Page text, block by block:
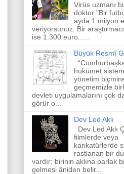
Virüs uzmanı
doktor "Bir
ayda 1 milyon
veriyorsunuz. Bir
ise 1.300 euro......
Büyük Resmî
hükümet
yönetim
geçmemizle
devleti uygulamalarını çok
görür o...
Dev Led Aklı
Dev Led Aklı
filmlerde veya
karikatürlerde
rastlanan bir
vardır; birinin aklına parlak
gelmesi âniden belir...